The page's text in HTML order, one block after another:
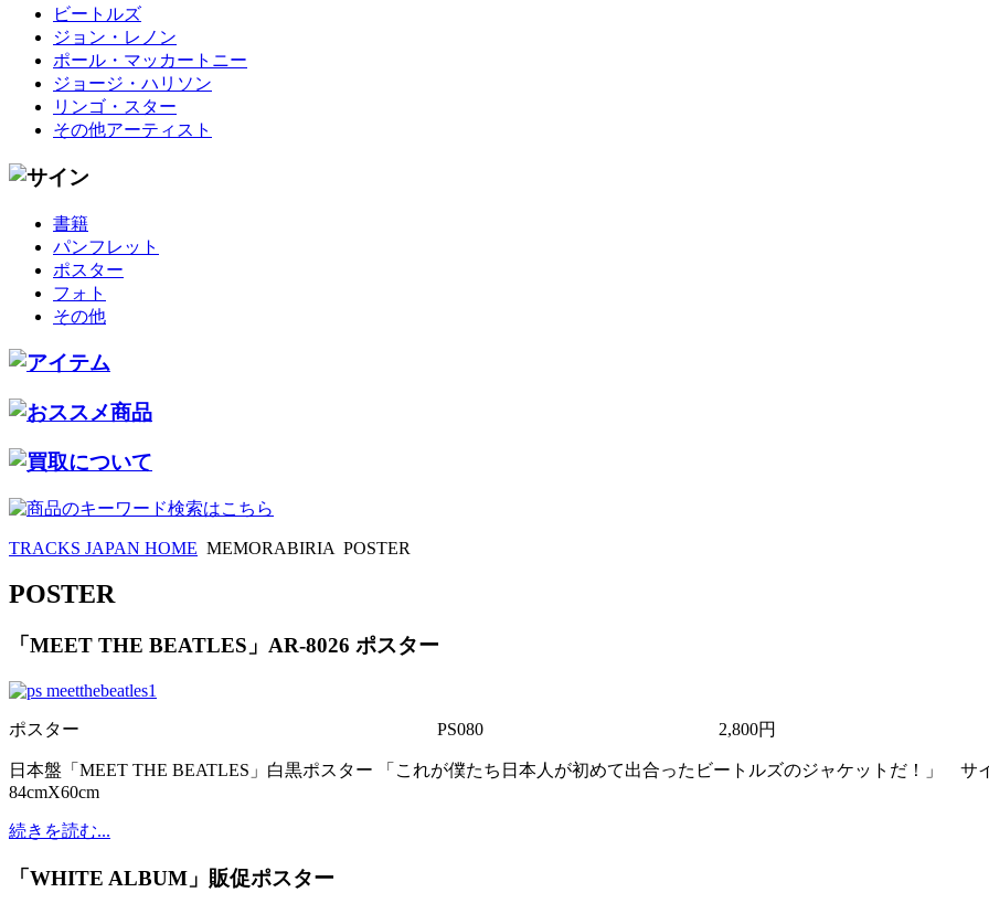
ビートルズ
ジョン・レノン
ポール・マッカートニー
ジョージ・ハリソン
リンゴ・スター
その他アーティスト
書籍
パンフレット
ポスター
フォト
その他
TRACKS JAPAN HOME MEMORABIRIA POSTER
POSTER
「MEET THE BEATLES」AR-8026 ポスター
ポスター PS080 2,800円
日本盤「MEET THE BEATLES」白黒ポスター 「これが僕たち日本人が初めて出合ったビートルズのジャケットだ！」 サ
84cmX60cm
続きを読む...
「WHITE ALBUM」販促ポスター